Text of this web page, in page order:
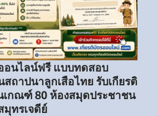
อนไลน์ฟรี แบบทดสอบ
ถาปนาลูกเสือไทย รับเกียรติ
เกณฑ์ 80 ห้องสมุดประชาชน
มุทรเจดีย์